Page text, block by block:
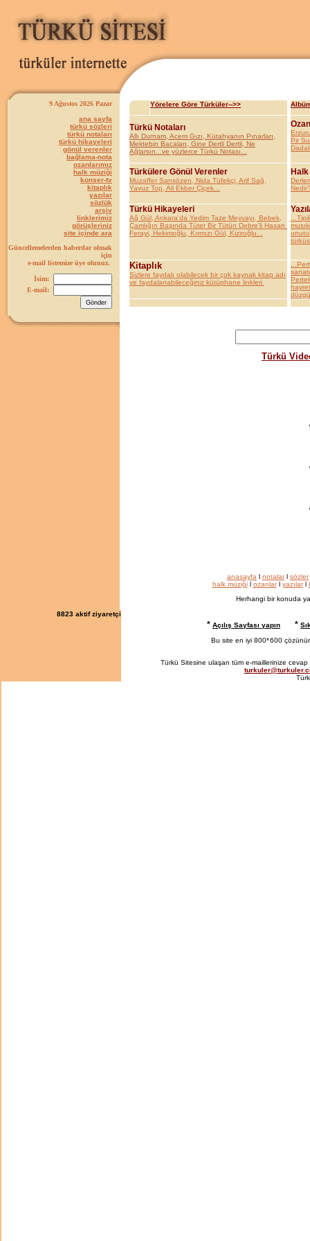
9 Ağustos 2026 Pazar
ana sayfa
türkü sözleri
türkü notaları
türkü hikayeleri
gönül verenler
bağlama-nota
ozanlarımız
halk müziği
konser-tv
kitaplık
yazılar
sözlük
arşiv
linklerimiz
görüşleriniz
site içinde ara
Güncellemelerden haberdar olmak
için
e-mail listemize üye olunuz.
İsim:
E-mail:
Yörelere Göre Türküler-->>
Türkü Notaları
Allı Durnam, Acem Gızı, Kütahyanın Pınarları,
Mektebin Bacaları, Gine Dertli Dertli, Ne
Ağlarsın...ve yüzlerce Türkü Notası...
Pir
Türkülere Gönül Verenler
Muzaffer Sarısözen, Nida Tüfekçi, Arif Sağ,
Yavuz Top, Ali Ekber Çiçek...
Türkü Hikayeleri
Ağ Gül, Ankara'da Yedim Taze Meyvayı, Bebek,
Çamlığın Başında Tüter Bir Tütün Debre'li Hasan
Ferayi, Hekimoğlu, Kırmızı Gül, Kiziroğlu...
Kitaplık
Sizlere faydalı olabilecek bir çok kaynak kitap adı
ve faydalanabileceğiniz kütüphane linkleri
Türkü
anasayfa l notalarl sözler
halk müziğil ozanlarl yazılarl
Herhangi bir konuda
8823 aktif ziyaretçi
* Açılış Sayfası yapın *
Bu site en iyi 800*600
Türkü Sitesine ulaşan tüm e-maillerinize cevap